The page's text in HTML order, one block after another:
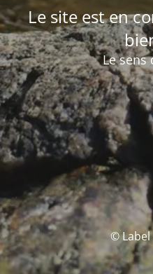
Le site est en
Le sens
© Label